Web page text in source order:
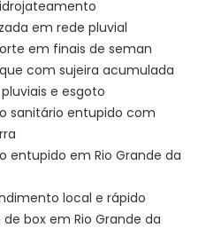
em rede pluvial
em finais de seman
com sujeira acumulada
e esgoto
sanitário entupido com
entupido em Rio Grande da
local e rápido
box em Rio Grande da